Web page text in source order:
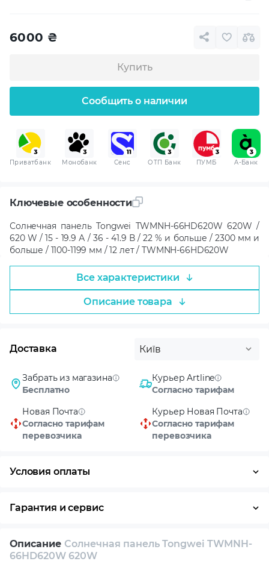
6000 ₴
Купить
Сообщить о наличии
Приватбанк Монобанк Сенс ОТП Банк ПУМБ A-Банк
Ключевые особенности
Солнечная панель Tongwei TWMNH-66HD620W 620W /
620 W / 15 - 19.9 А / 36 - 41.9 В / 22 % и больше / 2300 мм и
больше / 1100-1199 мм / 12 лет / TWMNH-66HD620W
Все характеристики
Описание товара
Доставка Київ
Забрать из магазина
Бесплатно
Курьер Artline
Согласно тарифам
Новая Почта
Согласно тарифам
перевозчика
Курьер Новая Почта
Согласно тарифам
перевозчика
Условия оплаты
Гарантия и сервис
Собственный сервисный центр
Описание Солнечная панель Tongwei TWMNH-
66HD620W 620W